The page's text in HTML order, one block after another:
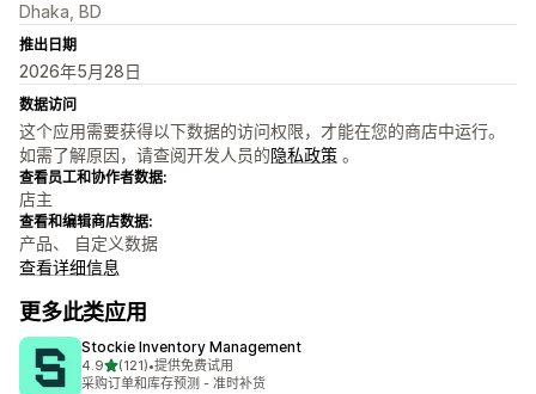
Dhaka, BD
推出日期
2026年5月28日
数据访问
这个应用需要获得以下数据的访问权限，才能在您的商店中运行。
如需了解原因，请查阅开发人员的隐私政策 。
查看员工和协作者数据:
店主
查看和编辑商店数据:
产品、 自定义数据
查看详细信息
更多此类应用
Stockie Inventory Management
4.9星（满分 5 星）
(121)
总共 121 条评论
•提供免费试用
采购订单和库存预测 - 准时补货